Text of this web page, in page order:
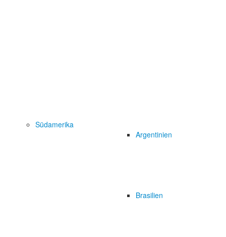
Südamerika
Argentinien
Brasilien